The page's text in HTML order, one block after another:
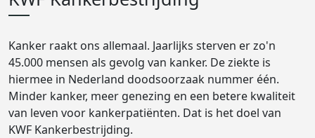
Kanker raakt ons allemaal. Jaarlijks sterven er zo'n
45.000 mensen als gevolg van kanker. De ziekte is
hiermee in Nederland doodsoorzaak nummer één.
Minder kanker, meer genezing en een betere kwaliteit
van leven voor kankerpatiënten. Dat is het doel van
KWF Kankerbestrijding.